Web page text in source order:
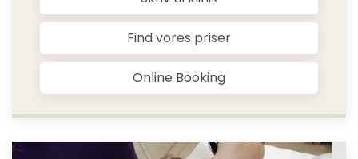
Find vores priser
Online Booking